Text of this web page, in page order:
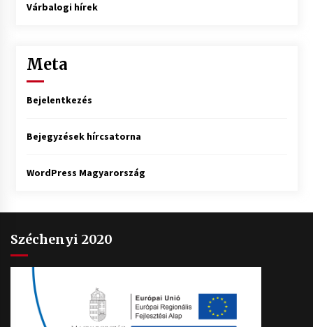
Várbalogi hírek
Meta
Bejelentkezés
Bejegyzések hírcsatorna
WordPress Magyarország
Széchenyi 2020